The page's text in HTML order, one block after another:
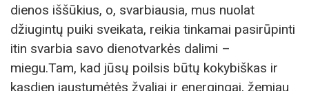
dienos iššūkius, o, svarbiausia, mus nuolat
džiugintų puiki sveikata, reikia tinkamai pasirūpinti
itin svarbia savo dienotvarkės dalimi –
miegu.Tam, kad jūsų poilsis būtų kokybiškas ir
kasdien jaustumėtės žvaliai ir energingai, žemiau